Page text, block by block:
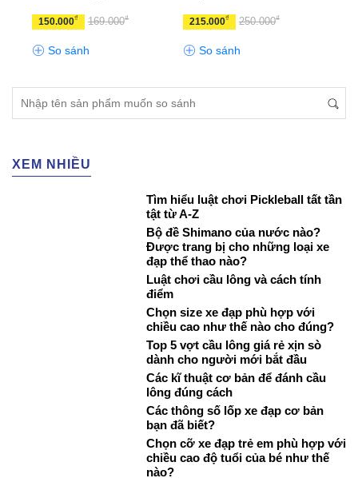
150.000₫ 169.000₫
So sánh
215.000₫ 250.000₫
So sánh
XEM NHIỀU
Tìm hiểu luật chơi Pickleball tất tần
tật từ A-Z
Bộ đề Shimano của nước nào?
Được trang bị cho những loại xe
đạp thể thao nào?
Luật chơi cầu lông và cách tính
điểm
Chọn size xe đạp phù hợp với
chiều cao như thế nào cho đúng?
Top 5 vợt cầu lông giá rẻ xịn sò
dành cho người mới bắt đầu
Các kĩ thuật cơ bản để đánh cầu
lông đúng cách
Các thông số lốp xe đạp cơ bản
bạn đã biết?
Chọn cỡ xe đạp trẻ em phù hợp với
chiều cao độ tuổi của bé như thế
nào?